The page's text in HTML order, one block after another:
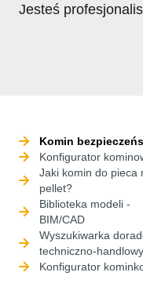
Jesteś
Komin
Konfigurator
Jaki komin do pieca
pellet?
Biblioteka modeli -
BIM/CAD
Wyszukiwarka
techniczno-
Konfigurator